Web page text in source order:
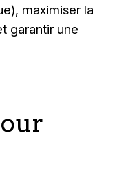
maximiser la
garantir une